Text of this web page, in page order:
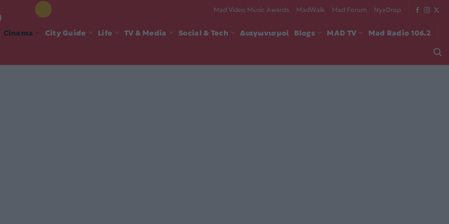
Mad Video Music Awards MadWalk Mad Forum NyxDrop
Cinema City Guide Life TV & Media Social & Tech Διαγωνισμοί Blogs MAD TV Mad Radio 106.2